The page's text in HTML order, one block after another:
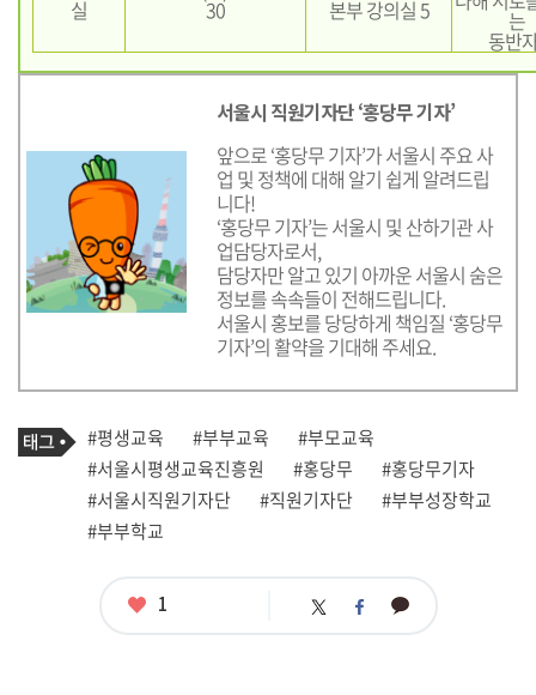
실 30 본부 강의실 5 는
동반
서울시 직원기자단 ‘홍당무 기자’
앞으로 ‘홍당무 기자’가 서울시 주요 사
업 및 정책에 대해 알기 쉽게 알려드립
니다!
‘홍당무 기자’는 서울시 및 산하기관 사
업담당자로서,
담당자만 알고 있기 아까운 서울시 숨은
정보를 속속들이 전해드립니다.
서울시 홍보를 당당하게 책임질 ‘홍당무
기자’의 활약을 기대해 주세요.
기
사
관
련
태
그
태
그
#평생교육 #부부교육
#부모교육
#서울시평생교육진흥원
#홍당무
#홍당무기자
#서울시직원기자단
#직원기자단
#부부성장학교
#부부학교
좋1 트 페 카